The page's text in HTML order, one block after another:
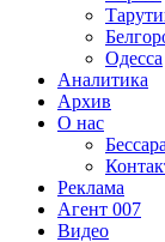
Одесса
Аналитика
Архив
О нас
Реклама
Агент 007
Видео